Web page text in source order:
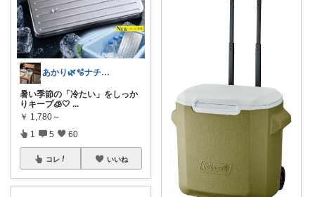
あかり🌿🫧ナチュラル雑貨が好き
暑い季節の「冷たい」をしっか
りキープ🧊🤍 ...
￥ 1,780～
1 5 60
コレ いいね